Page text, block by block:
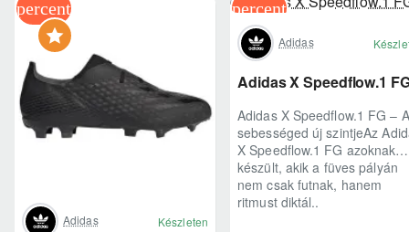
Adidas Készleten
Adidas
Adidas X Speedflow.1
Adidas X Speedflow.1 FG – A
sebességed új szintjeAz
X Speedflow.1 FG azoknak
készült, akik a füves pályán
nem csak futnak, hanem
ritmust diktál..